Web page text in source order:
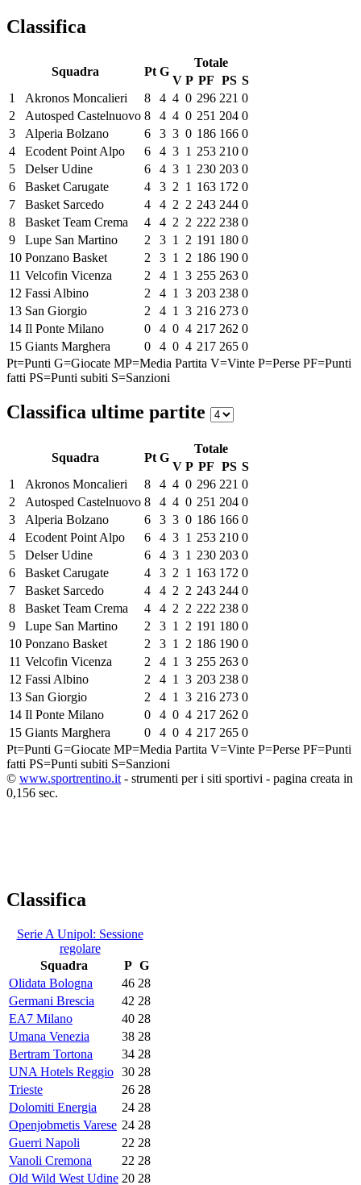
Classifica
Squadra Pt G
Totale
V P PF PS S
1
Akronos Moncalieri 8 4 4 0 296 221 0
2
Autosped Castelnuovo 8 4 4 0 251 204 0
3
Alperia Bolzano 6 3 3 0 186 166 0
4
Ecodent Point Alpo 6 4 3 1 253 210 0
5
Delser Udine 6 4 3 1 230 203 0
6
Basket Carugate 4 3 2 1 163 172 0
7
Basket Sarcedo 4 4 2 2 243 244 0
8
Basket Team Crema 4 4 2 2 222 238 0
9
Lupe San Martino 2 3 1 2 191 180 0
10 Ponzano Basket 2 3 1 2 186 190 0
11 Velcofin Vicenza 2 4 1 3 255 263 0
12 Fassi Albino 2 4 1 3 203 238 0
13 San Giorgio 2 4 1 3 216 273 0
14 Il Ponte Milano 0 4 0 4 217 262 0
15 Giants Marghera 0 4 0 4 217 265 0
Pt=Punti G=Giocate MP=Media Partita V=Vinte P=Perse PF=Punti
fatti PS=Punti subiti S=Sanzioni
Classifica ultime partite
Squadra Pt G
Totale
V P PF PS S
1
Akronos Moncalieri 8 4 4 0 296 221 0
2
Autosped Castelnuovo 8 4 4 0 251 204 0
3
Alperia Bolzano 6 3 3 0 186 166 0
4
Ecodent Point Alpo 6 4 3 1 253 210 0
5
Delser Udine 6 4 3 1 230 203 0
6
Basket Carugate 4 3 2 1 163 172 0
7
Basket Sarcedo 4 4 2 2 243 244 0
8
Basket Team Crema 4 4 2 2 222 238 0
9
Lupe San Martino 2 3 1 2 191 180 0
10 Ponzano Basket 2 3 1 2 186 190 0
11 Velcofin Vicenza 2 4 1 3 255 263 0
12 Fassi Albino 2 4 1 3 203 238 0
13 San Giorgio 2 4 1 3 216 273 0
14 Il Ponte Milano 0 4 0 4 217 262 0
15 Giants Marghera 0 4 0 4 217 265 0
Pt=Punti G=Giocate MP=Media Partita V=Vinte P=Perse PF=Punti
fatti PS=Punti subiti S=Sanzioni
© www.sportrentino.it - strumenti per i siti sportivi - pagina creata in
0,156 sec.
Classifica
Serie A Unipol: Sessione
regolare
Squadra
P G
Olidata Bologna
46 28
Germani Brescia
42 28
EA7 Milano
40 28
Umana Venezia
38 28
Bertram Tortona
34 28
UNA Hotels Reggio 30 28
Trieste
26 28
Dolomiti Energia
24 28
Openjobmetis Varese 24 28
Guerri Napoli
22 28
Vanoli Cremona
22 28
Old Wild West Udine 20 28